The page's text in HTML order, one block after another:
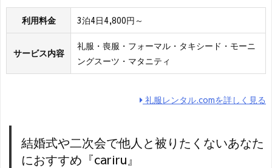
利用料金 3泊4日4,800円～
サービス内容
礼服・喪服・フォーマル・タキシード・モーニ
ングスーツ・マタニティ
礼服レンタル.comを詳しく見る
結婚式や二次会で他人と被りたくないあなた
におすすめ『cariru』